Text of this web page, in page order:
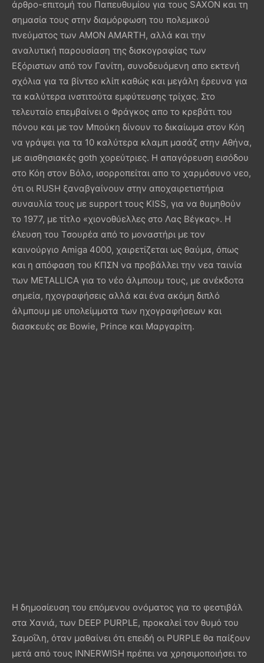
άρθρο-επιτομή του Παπευθυμίου για τους SAXON και τη
σημασία τους στην διαμόρφωση του πολεμικού
πνεύματος των AMON AMARTH, αλλά και την
αναλυτική παρουσίαση της δισκογραφίας των
Εξόριστων από τον Γανίτη, συνοδευόμενη απο εκτενή
σχόλια για τα βίντεο κλίπ καθώς και μεγάλη έρευνα για
τα καλύτερα ινστιτούτα εμφύτευσης τρίχας. Στο
τελευταίο επεμβαίνει ο Φράγκος απο το κρεβάτι του
πόνου και με τον Μπούκη δίνουν το δικαίωμα στον Κόη
να γράψει για τα 10 καλύτερα κλαμπ μασάζ στην Αθήνα,
με αισθησιακές goth χορεύτριες. Η απαγόρευση εισόδου
στο Κόη στον Βόλο, ισορροπείται απο το χαρμόσυνο νεο,
ότι οι RUSH ξαναβγαίνουν στην αποχαιρετιστήρια
συναυλία τους με support τους KISS, για να θυμηθούν
το 1977, με τίτλο «χιονοθύελλες στο Λας Βέγκας». Η
έλευση του Τσουρέα από το μοναστήρι με τον
καινούργιο Amiga 4000, χαιρετίζεται ως θαύμα, όπως
και η απόφαση του ΚΠΣΝ να προβάλλει την νεα ταινία
των METALLICA για το νέο άλμπουμ τους, με ανέκδοτα
σημεία, ηχογραφήσεις αλλά και ένα ακόμη διπλό
άλμπουμ με υπολείμματα των ηχογραφήσεων και
διασκευές σε Bowie, Prince και Μαργαρίτη.
Η δημοσίευση του επόμενου ονόματος για το φεστιβάλ
στα Χανιά, των DEEP PURPLE, προκαλεί τον θυμό του
Σαμοΐλη, όταν μαθαίνει ότι επειδή οι PURPLE θα παίξουν
μετά από τους INNERWISH πρέπει να χρησιμοποιήσει το